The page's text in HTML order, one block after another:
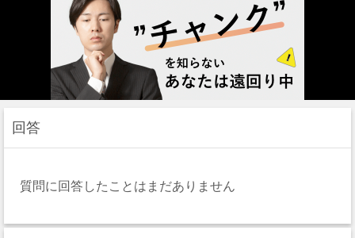
回答
質問に回答したことはまだありません